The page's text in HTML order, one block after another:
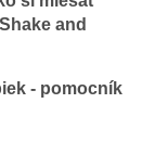
and
- pomocník